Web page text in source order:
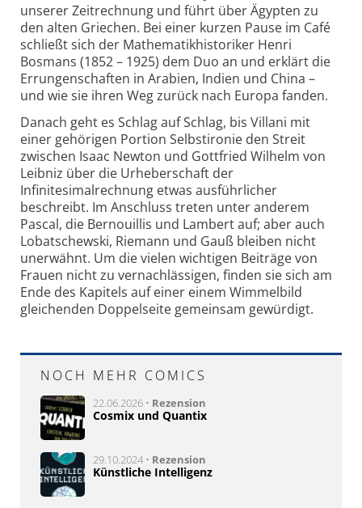
unserer Zeitrechnung und führt über Ägypten zu
den alten Griechen. Bei einer kurzen Pause im Café
schließt sich der Mathematikhistoriker Henri
Bosmans (1852 – 1925) dem Duo an und erklärt die
Errungenschaften in Arabien, Indien und China –
und wie sie ihren Weg zurück nach Europa fanden.
Danach geht es Schlag auf Schlag, bis Villani mit
einer gehörigen Portion Selbstironie den Streit
zwischen Isaac Newton und Gottfried Wilhelm von
Leibniz über die Urheberschaft der
Infinitesimalrechnung etwas ausführlicher
beschreibt. Im Anschluss treten unter anderem
Pascal, die Bernouillis und Lambert auf; aber auch
Lobatschewski, Riemann und Gauß bleiben nicht
unerwähnt. Um die vielen wichtigen Beiträge von
Frauen nicht zu vernachlässigen, finden sie sich am
Ende des Kapitels auf einer einem Wimmelbild
gleichenden Doppelseite gemeinsam gewürdigt.
NOCH MEHR COMICS
22.06.2026 • Rezension
Cosmix und Quantix
29.10.2024 • Rezension
Künstliche Intelligenz